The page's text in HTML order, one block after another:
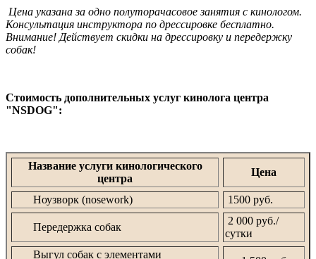
Цена указана за одно полуторачасовое занятия с кинологом.
Консультация инструктора по дрессировке бесплатно.
Внимание! Действует скидки на дрессировку и передержку
собак!
Стоимость дополнительных услуг кинолога центра
"NSDOG":
Название услуги кинологического
центра
Цена
Ноузворк (nosework) 1500 руб.
Передержка собак
2 000 руб./
сутки
Выгул собак с элементами